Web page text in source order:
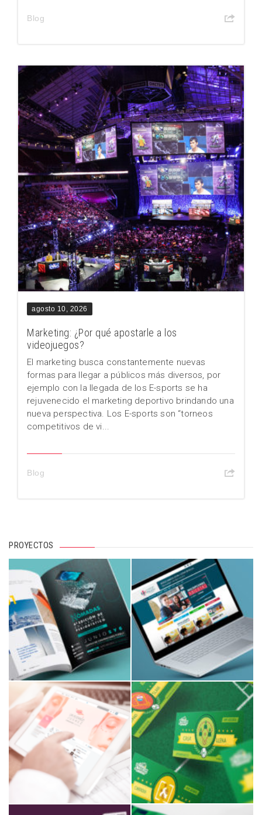
Blog
agosto 10, 2026
Marketing: ¿Por qué apostarle a los
videojuegos?
El marketing busca constantemente nuevas
formas para llegar a públicos más diversos, por
ejemplo con la llegada de los E-sports se ha
rejuvenecido el marketing deportivo brindando una
nueva perspectiva. Los E-sports son “torneos
competitivos de vi...
Blog
PROYECTOS